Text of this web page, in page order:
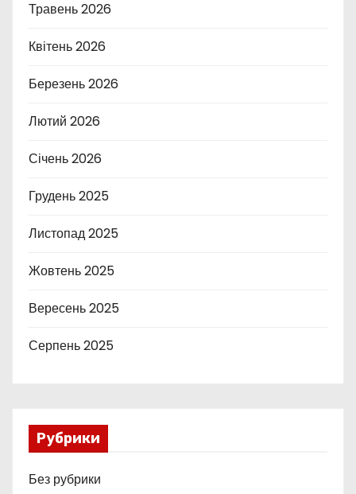
Травень 2026
Квітень 2026
Березень 2026
Лютий 2026
Січень 2026
Грудень 2025
Листопад 2025
Жовтень 2025
Вересень 2025
Серпень 2025
Рубрики
Без рубрики